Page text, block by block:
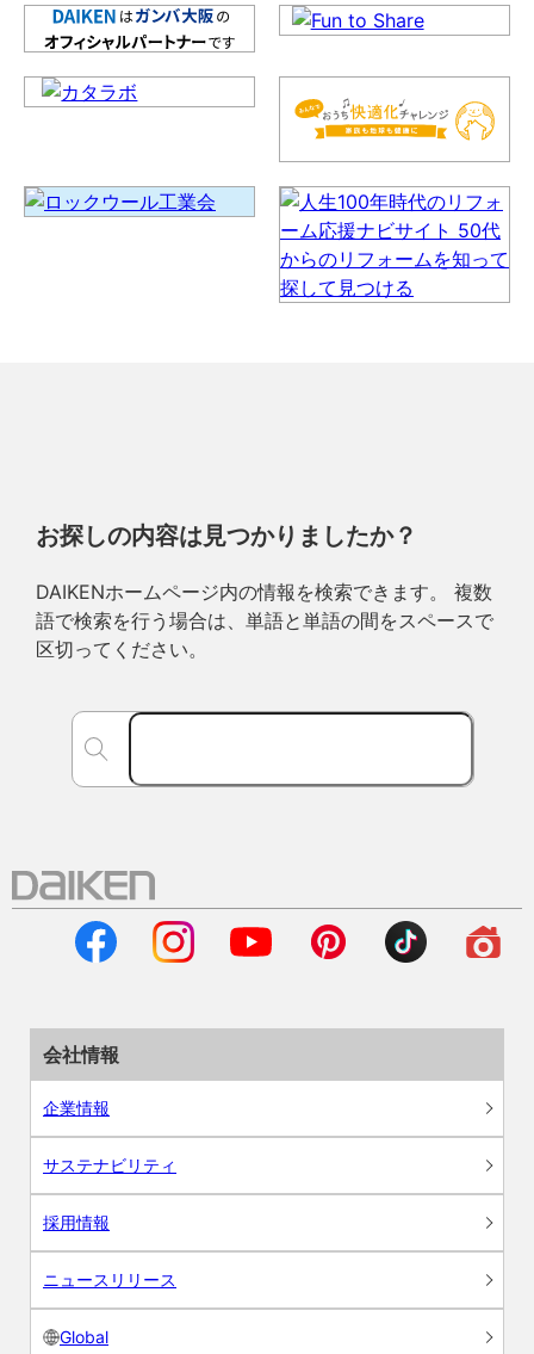
お探しの内容は見つかりましたか？
DAIKENホームページ内の情報を検索できます。 複数
語で検索を行う場合は、単語と単語の間をスペースで
区切ってください。
会社情報
企業情報
サステナビリティ
採用情報
ニュースリリース
Global